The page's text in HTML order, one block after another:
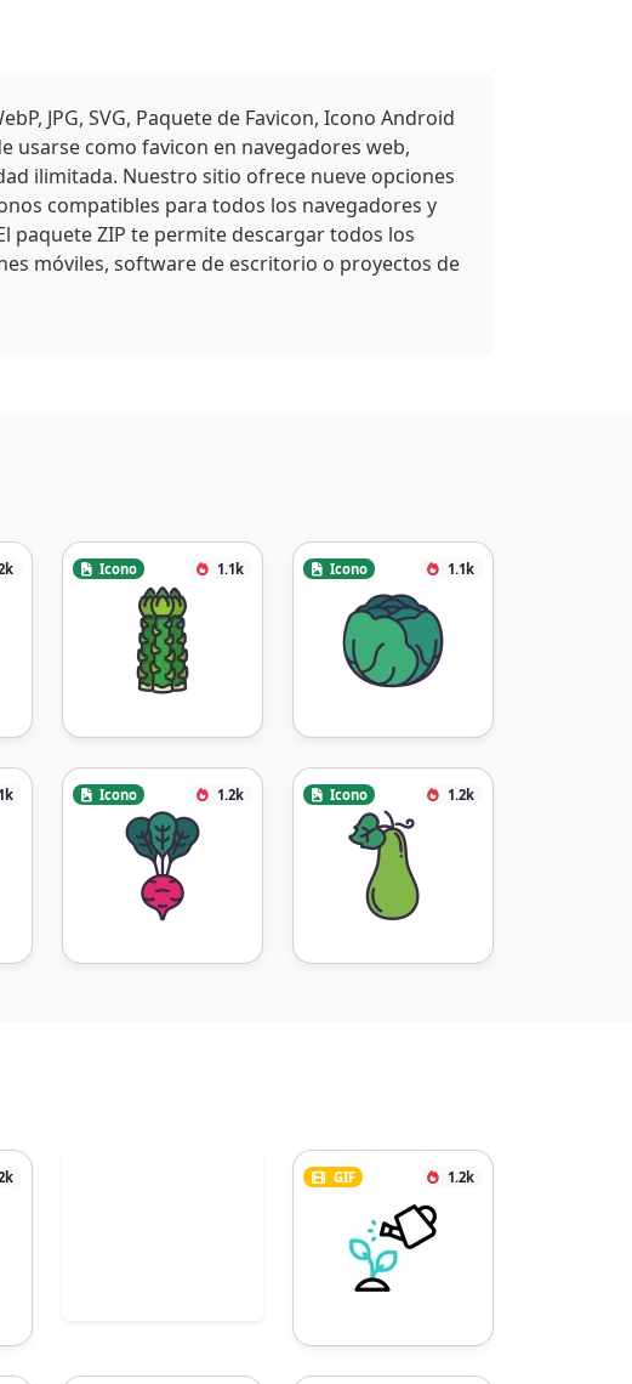
JPG, SVG, Paquete de Favicon, Icono Android
usarse como favicon en navegadores web,
ilimitada. Nuestro sitio ofrece nueve opciones
compatibles para todos los navegadores y
paquete ZIP te permite descargar todos los
móviles, software de escritorio o proyectos de
Icono 1.1k Icono 1.1k
Icono 1.2k Icono 1.2k
GIF 1.2k